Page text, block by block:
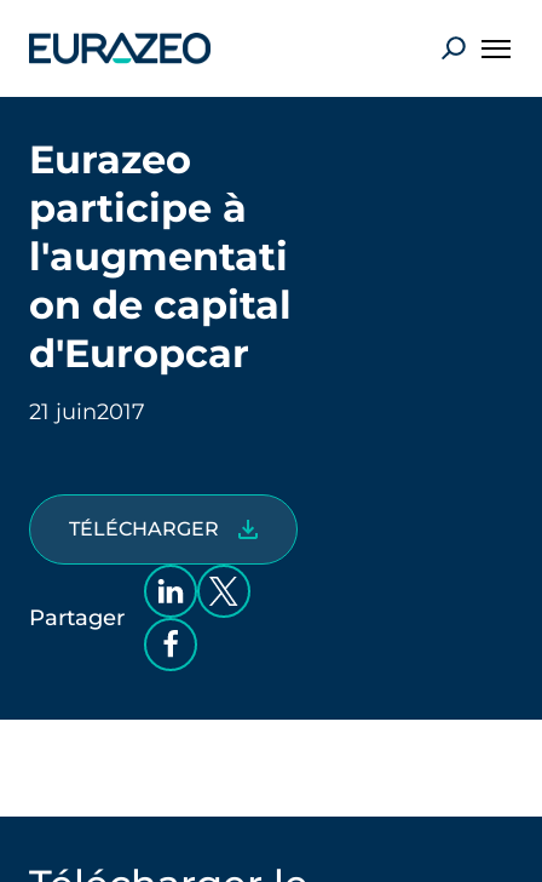
Eurazeo
participe à
l'augmentati
on de capital
d'Europcar
21 juin2017
TÉLÉCHARGER
Partager